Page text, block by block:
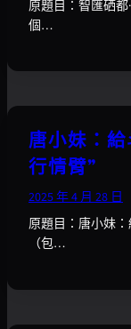
原題目：智匯硒
個…
唐小妹：
行情臂”
2025 年 4 月 28 日
原題目：唐小妹
（包…